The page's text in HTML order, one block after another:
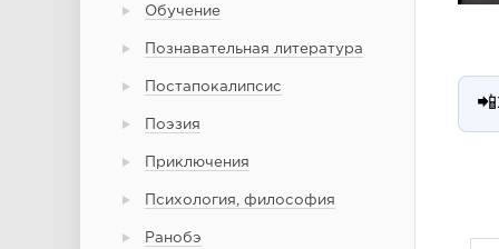
Обучение
Познавательная литература
Постапокалипсис
Поэзия
Приключения
Психология, философия
Ранобэ
📲